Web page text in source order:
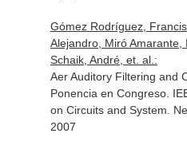
Gómez Rodríguez,
Alejandro, Miró Amarante,
Schaik, André, et. al.:
Aer Auditory Filtering and
Ponencia en Congreso.
on Circuits and System.
2007